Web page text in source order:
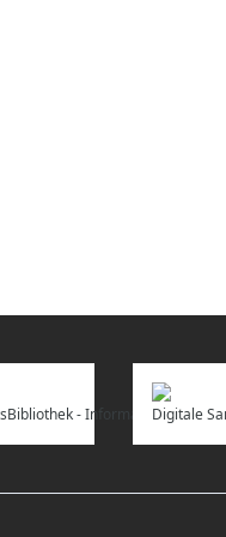
Digitale